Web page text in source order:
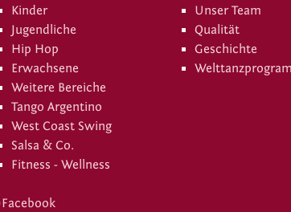
Kinder
Jugendliche
Hip Hop
Erwachsene
Weitere Bereiche
Tango Argentino
West Coast Swing
Salsa & Co.
Fitness - Wellness
Unser Team
Qualität
Geschichte
Facebook